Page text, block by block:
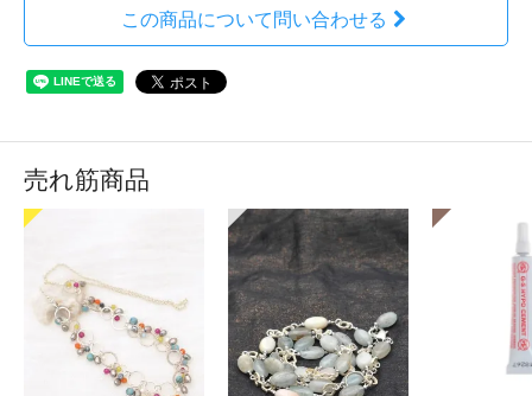
この商品について問い合わせる
売れ筋商品